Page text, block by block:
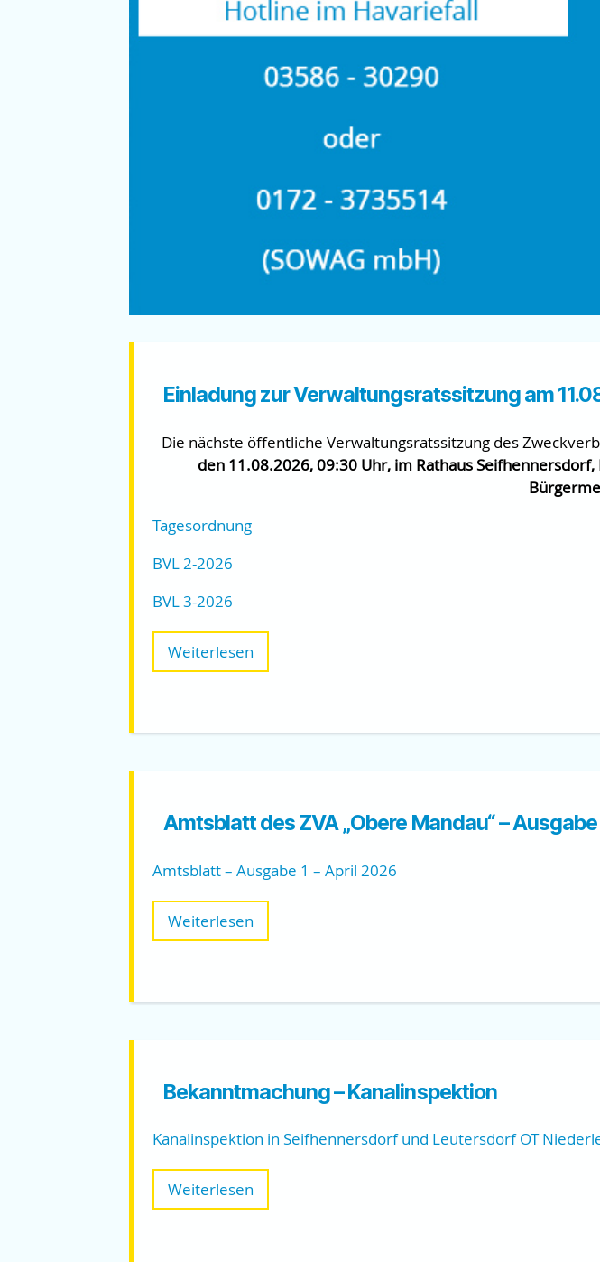
Einladung zur Verwaltungsratssitzung am
Die nächste öffentliche Verwaltungsratssitzung des
den 11.08.2026, 09:30 Uhr, im Rathaus
Tagesordnung
BVL 2-2026
BVL 3-2026
Weiterlesen
Amtsblatt des ZVA „Obere Mandau“ –
Amtsblatt – Ausgabe 1 – April 2026
Weiterlesen
Bekanntmachung – Kanalinspektion
Kanalinspektion in Seifhennersdorf und Leutersdorf OT
Weiterlesen